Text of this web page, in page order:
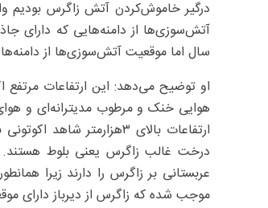
آتش‌سوزی‌ها از دامنه‌هایی که دارای
سال اما موقعیت آتش‌سوزی‌ها از
او توضیح می‌دهد: این ارتفاعات
هوایی خنک و مرطوب مدیترانه‌ای و
ارتفاعات بالای
درخت غالب زاگرس یعنی بلوط
عربستانی بر زاگرس را دارند زیرا
موجب شده که زاگرس از دیرباز دارای